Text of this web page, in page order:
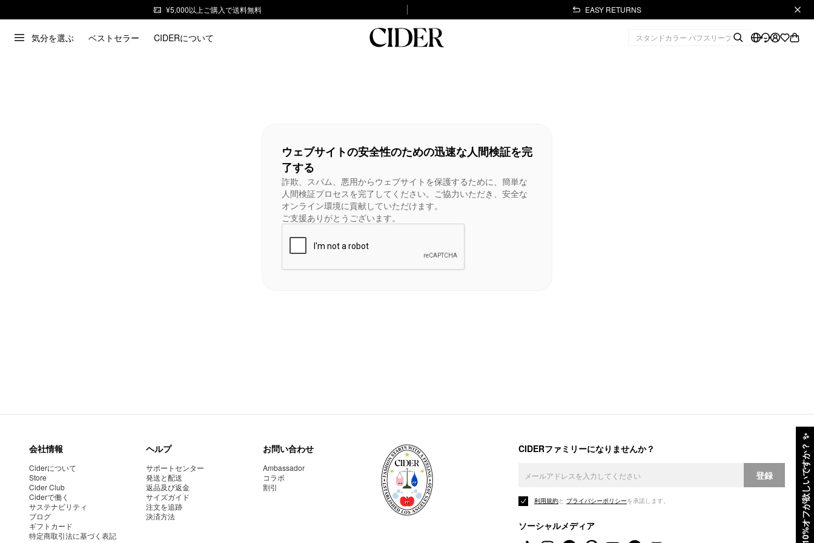
¥5,000以上ご購入で送料無料 EASY RETURNS
気分を選ぶ ベストセラー CIDERについて
10%オフが欲しいですか？
✨
ウェブサイトの安全性のための迅速な人間検証を完
了する
詐欺、スパム、悪用からウェブサイトを保護するために、簡単な
人間検証プロセスを完了してください。ご協力いただき、安全な
オンライン環境に貢献していただけます。
ご支援ありがとうございます。
会社情報
Ciderについて
Store
Cider Club
Ciderで働く
サステナビリティ
ブログ
ギフトカード
特定商取引法に基づく表記
ヘルプ
サポートセンター
発送と配送
返品及び返金
サイズガイド
注文を追跡
決済方法
お問い合わせ
Ambassador
コラボ
割引
CIDERファミリーになりませんか？
登録
利用規約と プライバシーポリシーを承諾します。
ソーシャルメディア